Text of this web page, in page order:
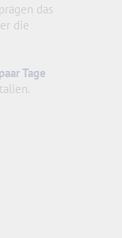
prägen das
die
Tage